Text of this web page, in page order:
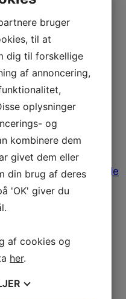
ydernummer
og designguide
for studerende
emblemet
bruger
til at
dig til forskellige
af annoncering,
oplysninger
og
kombinere dem
givet dem eller
din brug af deres
'OK' giver du
af cookies og
her.